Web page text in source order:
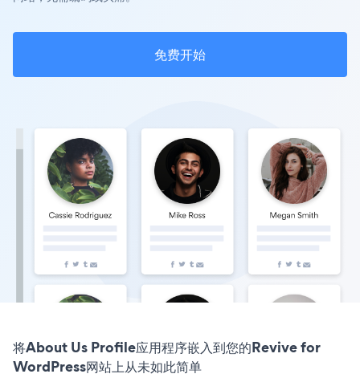
免费开始
将About Us Profile应用程序嵌入到您的Revive for
WordPress网站上从未如此简单